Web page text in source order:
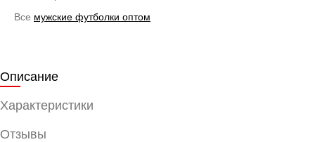
Все мужские футболки оптом
Описание
Характеристики
Отзывы